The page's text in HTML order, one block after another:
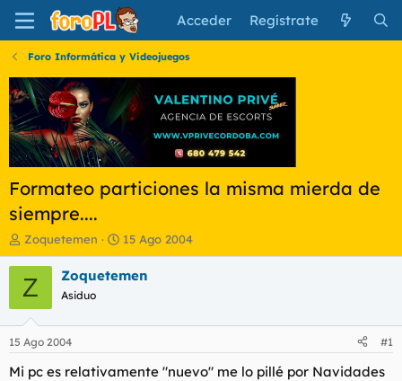
Acceder Regístrate
Foro Informática y Videojuegos
Formateo particiones la misma mierda de
siempre....
I
n
i
c
a
d
o
Zoquetemen
F
e
c
i
n
15 Ago 2004
Z Zoquetemen
Asiduo
15 Ago 2004 #1
Mi pc es relativamente "nuevo" me lo pillé por Navidades